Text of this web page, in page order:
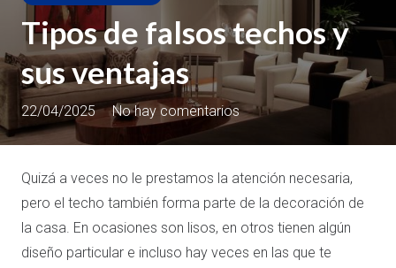
Tipos de falsos techos y
sus ventajas
22/04/2025 No hay comentarios
Quizá a veces no le prestamos la atención necesaria,
pero el techo también forma parte de la decoración de
la casa. En ocasiones son lisos, en otros tienen algún
diseño particular e incluso hay veces en las que te